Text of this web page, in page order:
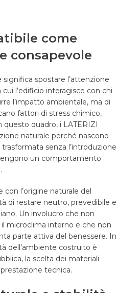
come
consapevole
significa spostare l’attenzione
l’edificio interagisce con chi
l’impatto ambientale, ma di
fattori di stress chimico,
quadro, i LATERIZI
naturale perché nascono
senza l’introduzione
un comportamento
l’origine naturale del
di restare neutro, prevedibile e
Un involucro che non
microclima interno e che non
parte attiva del benessere. In
dell’ambiente costruito è
la scelta dei materiali
tecnica.